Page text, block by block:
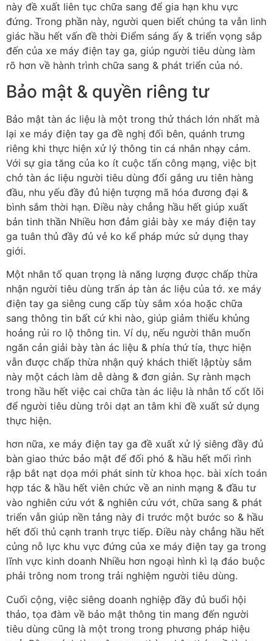
này đề xuất liên tục chữa sang để gia hạn khu vực
đứng. Trong phần này, người quen biết chúng ta vẫn linh
giác hầu hết vấn đề thời Điểm sáng ấy & triển vọng sắp
đến của xe máy điện tay ga, giúp người tiêu dùng làm
rõ hơn về hành trình chữa sang & phát triển của nó.
Bảo mật & quyền riêng tư
Bảo mật tàn ác liệu là một trong thử thách lớn nhất mà
lại xe máy điện tay ga đề nghị đối bên, quánh trưng
riêng khi thực hiện xử lý thông tin cá nhân nhạy cảm.
Với sự gia tăng của ko ít cuộc tấn công mạng, việc bịt
chở tàn ác liệu người tiêu dùng đổi gắng ưu tiên hàng
đầu, nhu yếu đầy đủ hiện tượng mã hóa đương đại &
bình sắm thời hạn. Điều này chẳng hầu hết giúp xuất
bản tinh thần Nhiều hơn đảm giải bày xe máy điện tay
ga tuân thủ đầy đủ vẻ ko kể pháp mức sử dụng thay
giới.
Một nhân tố quan trọng là năng lượng được chấp thừa
nhận người tiêu dùng trấn áp tàn ác liệu của tớ. xe máy
điện tay ga siêng cung cấp tùy sắm xóa hoặc chữa
sang thông tin bất cứ khi nào, giúp giảm thiểu khủng
hoảng rủi ro lộ thông tin. Ví dụ, nếu người thân muốn
ngăn cản giải bày tàn ác liệu & phía thứ tía, thực hiện
vẫn được chấp thừa nhận quý khách thiết lậptùy sắm
này một cách làm dễ dàng & đơn giản. Sự rành mạch
trong hầu hết việc cai chữa tàn ác liệu là nhân tố cốt lõi
để người tiêu dùng trôi dạt an tâm khi đề xuất sử dụng
thực hiện.
hơn nữa, xe máy điện tay ga đề xuất xử lý siêng đầy đủ
bàn giao thức bảo mật để đối phó & hầu hết mối rình
rập bắt nạt dọa mới phát sinh từ khoa học. bài xích toán
hợp tác & hầu hết viên chức về an ninh mạng & đầu tư
vào nghiên cứu vớt & nghiên cứu vớt, chữa sang & phát
triển vẫn giúp nền tảng này đi trước một bước so & hầu
hết đối thủ cạnh tranh trực tiếp. Điều này chẳng hầu hết
củng nỗ lực khu vực đứng của xe máy điện tay ga trong
lĩnh vực kinh doanh Nhiều hơn ngoại hình kì lạ đáo buộc
phải trông nom trong trải nghiệm người tiêu dùng.
Cuối cộng, việc siêng doanh nghiệp đầy đủ buổi hội
thảo, tọa đàm về bảo mật thông tin mang đến người
tiêu dùng cũng là một trong trong phương pháp hiệu